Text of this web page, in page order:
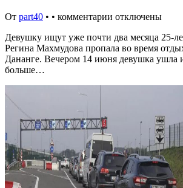
От part40 • • комментарии отключены
Девушку ищут уже почти два месяца 25-
Регина Махмудова пропала во время
Дананге. Вечером 14 июня девушка ушла
больше…